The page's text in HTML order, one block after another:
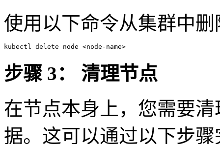
使用以下命令从集群中
kubectl delete node <node-name>
步骤 3： 清理节点
在节点本身上，您需要清
据。这可以通过以下步骤